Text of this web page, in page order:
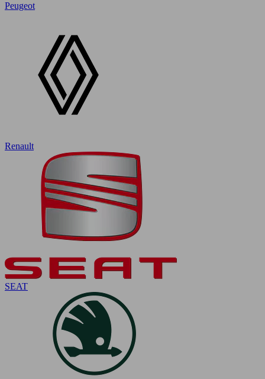
Peugeot
Renault
SEAT